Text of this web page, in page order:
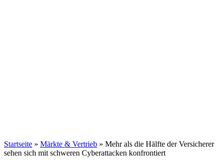
Startseite » Märkte & Vertrieb » Mehr als die Hälfte der Versicherer
sehen sich mit schweren Cyberattacken konfrontiert